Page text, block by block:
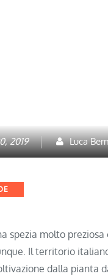
2019 Luca
spezia molto
Il territorio
dalla pianta